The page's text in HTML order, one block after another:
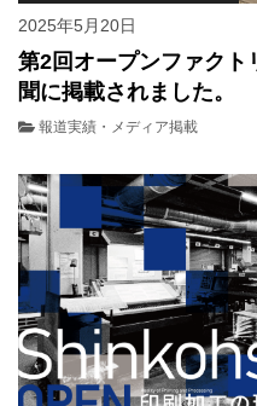
2025年5月20日
第2回オープンファクト
聞に掲載されました。
報道実績・メディア掲載